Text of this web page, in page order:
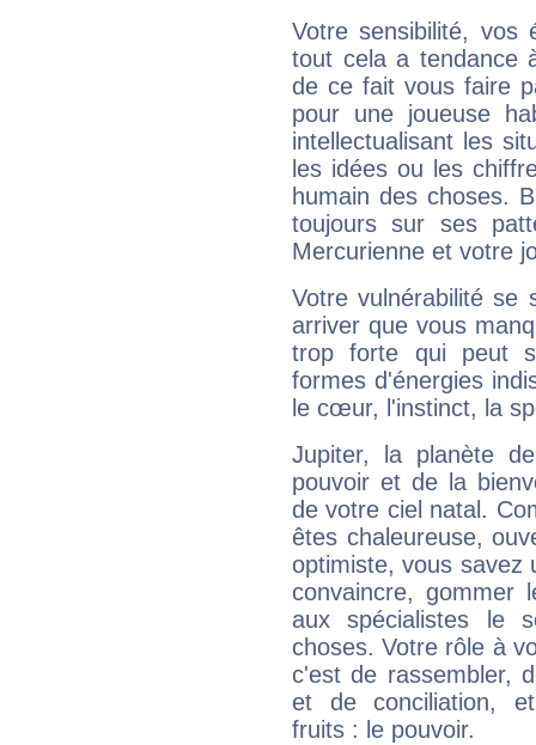
Votre sensibilité,
tout cela a tendance
de ce fait vous faire
pour une joueuse
intellectualisant les
les idées ou les
humain des choses.
toujours sur ses
Mercurienne et votre
Votre vulnérabilité se
arriver que vous
trop forte qui peut
formes d'énergies
le cœur, l'instinct, la
Jupiter, la planète
pouvoir et de la
de votre ciel natal.
êtes chaleureuse,
optimiste, vous savez
convaincre, gommer
aux spécialistes le
choses. Votre rôle à
c'est de rassembler,
et de conciliation,
fruits : le pouvoir.